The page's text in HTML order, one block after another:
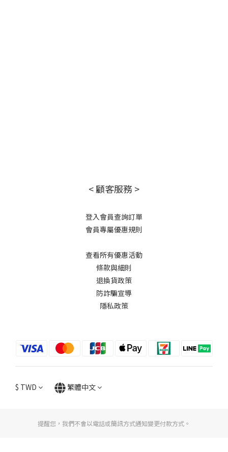
< 顧客服務 >
登入會員查詢訂單
會員專屬優惠規則
查看所有優惠活動
條款與細則
退換貨政策
防詐騙宣導
隱私政策
$ TWD 繁體中文
提醒您，我們不會以電話或簡訊方式通知變更付款方式。